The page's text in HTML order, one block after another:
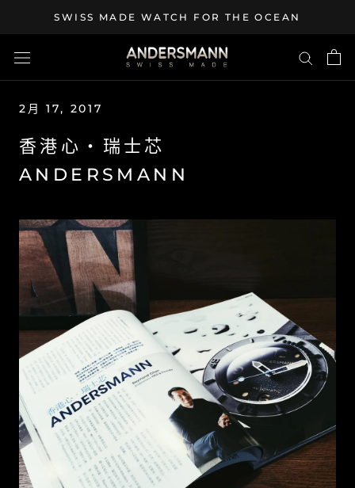
content
SWISS MADE WATCH FOR THE OCEAN
2月 17, 2017
香港心・瑞士芯
ANDERSMANN